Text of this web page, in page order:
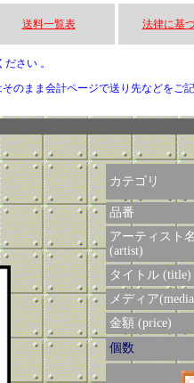
送料一覧表 法律に基
さい 。
のまま会計ページで送り先などをご
カテゴリ
品番
アーティスト名
(artist)
タイトル (title)
メディア
金額 (price)
個数